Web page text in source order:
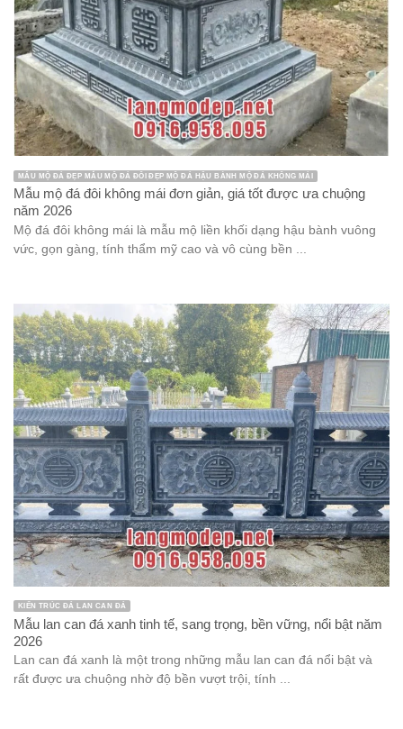
MẪU MỘ ĐÁ ĐẸP MẪU MỘ ĐÁ ĐÔI ĐẸP MỘ ĐÁ HẬU BÀNH MỘ ĐÁ KHÔNG MÁI
Mẫu mộ đá đôi không mái đơn giản, giá tốt được ưa chuộng
năm 2026
Mộ đá đôi không mái là mẫu mộ liền khối dạng hậu bành vuông
vức, gọn gàng, tính thẩm mỹ cao và vô cùng bền ...
KIẾN TRÚC ĐÁ LAN CAN ĐÁ
Mẫu lan can đá xanh tinh tế, sang trọng, bền vững, nổi bật năm
2026
Lan can đá xanh là một trong những mẫu lan can đá nổi bật và
rất được ưa chuộng nhờ độ bền vượt trội, tính ...